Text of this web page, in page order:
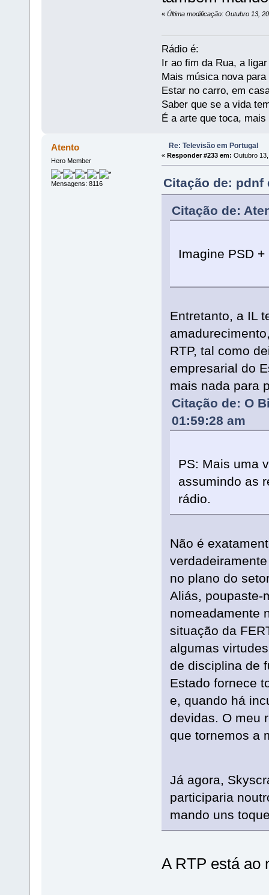
« Última modificação: Outubro 13,
Rádio é:
Ir ao fim da Rua, a
Mais música nova
Estar no carro, em
Saber que se a vida
É a arte que toca,
Atento
Hero Member
Mensagens: 8116
Re: Televisão em Portugal
« Responder #233 em: Outubro
Citação de: pdnf
Citação de:
Imagine PSD
Entretanto, a IL
RTP, tal como
empresarial do
mais nada para
Citação de: O
01:59:28 am
PS: Mais uma
assumindo as
rádio.
Não é
no plano do
Aliás, poupaste-
nomeadamente
situação da
algumas
de disciplina de
Estado fornece
e, quando há
devidas. O meu
que tornemos a
Já agora,
participaria
mando uns
A RTP está ao